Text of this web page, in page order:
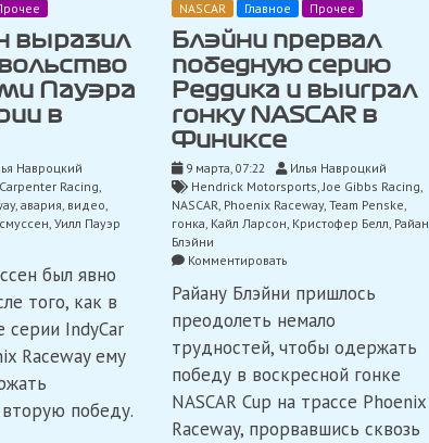
выразил
Пауэра
в
Навроцкий
Racing,
, авария, видео,
, Уилл Пауэр
был явно
того, как в
серии IndyCar
Raceway ему
победу.
NASCAR Главное Прочее
Блэйни прервал
победную серию
Реддика и выиграл
гонку NASCAR в
Финиксе
9 марта, 07:22
Илья Навроцкий
Hendrick Motorsports,Joe Gibbs Racing,
NASCAR, Phoenix Raceway, Team Penske,
гонка, Кайл Ларсон, Кристофер Белл, Райан
Блэйни
Комментироватьon
прервал
победную
Реддика
и
выиграл
гонку
NASCAR
Райану Блэйни пришлось
преодолеть немало
трудностей, чтобы одержать
победу в воскресной гонке
NASCAR Cup на трассе Phoenix
Raceway, прорвавшись сквозь